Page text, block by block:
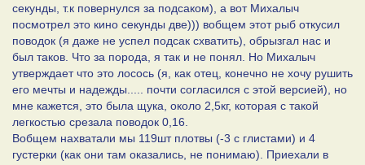
секунды, т.к повернулся за подсаком), а вот Михалыч
посмотрел это кино секунды две))) вобщем этот рыб откусил
поводок (я даже не успел подсак схватить), обрызгал нас и
был таков. Что за порода, я так и не понял. Но Михалыч
утверждает что это лосось (я, как отец, конечно не хочу рушить
его мечты и надежды..... почти согласился с этой версией), но
мне кажется, это была щука, около 2,5кг, которая с такой
легкостью срезала поводок 0,16.
Вобщем нахватали мы 119шт плотвы (-3 с глистами) и 4
густерки (как они там оказались, не понимаю). Приехали в